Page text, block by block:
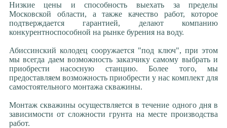
Низкие цены и способность выехать за пределы
Московской области, а также качество работ, которое
подтверждается гарантией, делают компанию
конкурентноспособной на рынке бурения на воду.
Абиссинский колодец сооружается "под ключ", при этом
мы всегда даем возможность заказчику самому выбрать и
приобрести насосную станцию. Более того, мы
предоставляем возможность приобрести у нас комплект для
самостоятельного монтажа скважины.
Монтаж скважины осуществляется в течение одного дня в
зависимости от сложности грунта на месте производства
работ.